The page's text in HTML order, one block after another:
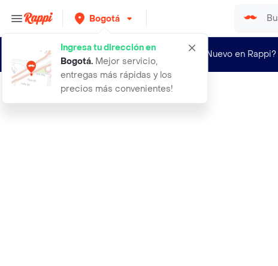
Bogotá
Ingresa tu dirección en
Bogotá. Mejor servicio,
entregas más rápidas y los
precios más convenientes!
¿Nuevo en Rappi?
84 rubio claro cobrizo green forest